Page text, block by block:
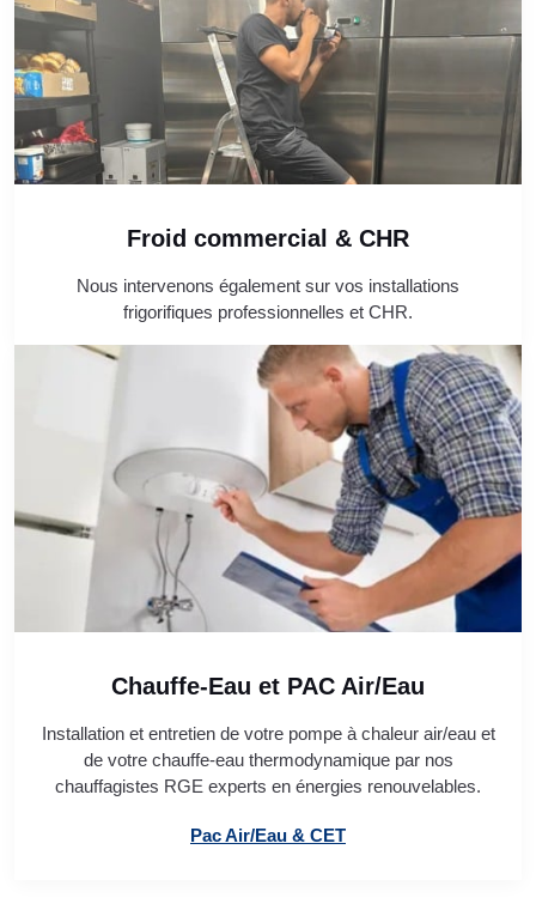
Froid commercial & CHR
Nous intervenons également sur vos installations
frigorifiques professionnelles et CHR.
Chauffe-Eau et PAC Air/Eau
Installation et entretien de votre pompe à chaleur air/eau et
de votre chauffe-eau thermodynamique par nos
chauffagistes RGE experts en énergies renouvelables.
Pac Air/Eau & CET